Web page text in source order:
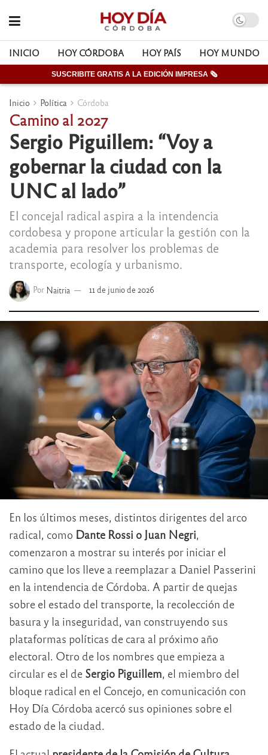
INICIO HOY CÓRDOBA HOY PAÍS HOY MUNDO
SUSCRIBITE GRATIS A LA EDICIÓN IMPRESA 🗞
Inicio Política Córdoba
Camino al 2027
Sergio Piguillem: “Voy a
gobernar la ciudad con la
UNC al lado”
El concejal radical aspira a la intendencia
cordobesa y propone articular la gestión con la
academia para resolver los problemas de
transporte, ecología y urbanismo.
Por Naitria 11 de junio de 2026
En los últimos meses, distintos dirigentes del arco
radical, como Dante Rossi o Juan Negri,
comenzaron a mostrar su interés por iniciar el
camino que los lleve a reemplazar a Daniel Passerini
en la intendencia de Córdoba. A partir de quejas
sobre el estado del transporte, la recolección de
basura y la inseguridad, van construyendo sus
plataformas políticas de cara al próximo año
electoral. Otro de los nombres que empieza a
circular es el de Sergio Piguillem, el miembro del
bloque radical en el Concejo, en comunicación con
Hoy Día Córdoba acercó sus opiniones sobre el
estado de la ciudad.